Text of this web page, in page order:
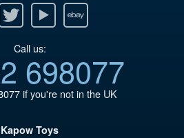
Ebay
Call us:
698077
if you're not in the UK
Kapow Toys